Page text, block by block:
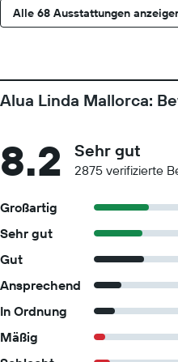
Alle 68 Ausstattungen
Alua Linda Mallorca:
8.2 Sehr gut
2875 verifizierte
Großartig
Sehr gut
Gut
Ansprechend
In Ordnung
Mäßig